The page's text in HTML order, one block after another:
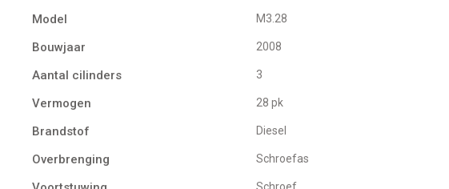
Model M3.28
Bouwjaar 2008
Aantal cilinders 3
Vermogen 28 pk
Brandstof Diesel
Overbrenging Schroefas
schroef